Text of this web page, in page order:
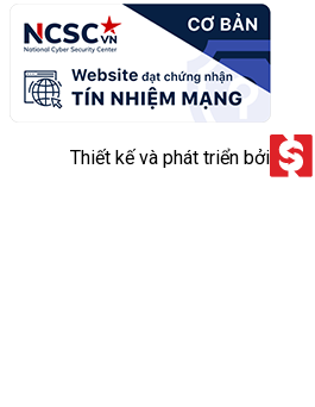
Thiết kế và phát triển bởi